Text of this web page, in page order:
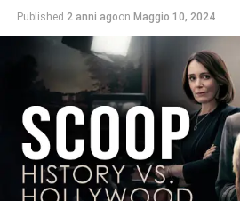
Published 2 anni agoon Maggio 10, 2024